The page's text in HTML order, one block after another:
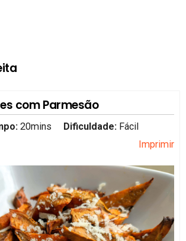
com Parmesão
20mins Dificuldade: Fácil
Imprimir